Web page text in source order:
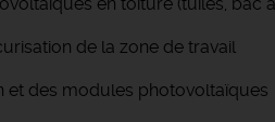
de la zone de travail
et des modules photovoltaïques